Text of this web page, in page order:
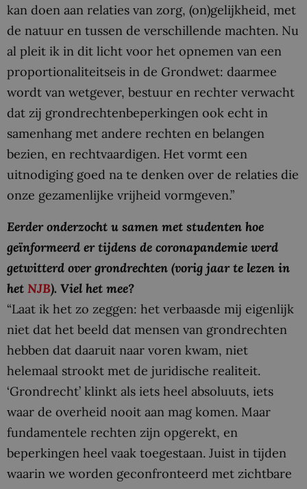
kan doen aan relaties van zorg, (on)gelijkheid, met
de natuur en tussen de verschillende machten. Nu
al pleit ik in dit licht voor het opnemen van een
proportionaliteitseis in de Grondwet: daarmee
wordt van wetgever, bestuur en rechter verwacht
dat zij grondrechtenbeperkingen ook echt in
samenhang met andere rechten en belangen
bezien, en rechtvaardigen. Het vormt een
uitnodiging goed na te denken over de relaties die
onze gezamenlijke vrijheid vormgeven.”
Eerder onderzocht u samen met studenten hoe
geïnformeerd er tijdens de coronapandemie werd
getwitterd over grondrechten (vorig jaar te lezen in
het NJB). Viel het mee?
“Laat ik het zo zeggen: het verbaasde mij eigenlijk
niet dat het beeld dat mensen van grondrechten
hebben dat daaruit naar voren kwam, niet
helemaal strookt met de juridische realiteit.
‘Grondrecht’ klinkt als iets heel absoluuts, iets
waar de overheid nooit aan mag komen. Maar
fundamentele rechten zijn opgerekt, en
beperkingen heel vaak toegestaan. Juist in tijden
waarin we worden geconfronteerd met zichtbare